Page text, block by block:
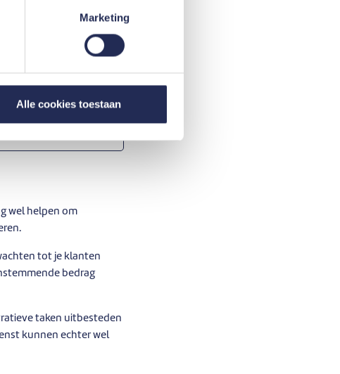
Marketing
Alle cookies toestaan
voor
het krediet en lost
van minstens 15%.
wel helpen om
tot je klanten
bedrag
taken uitbesteden
kunnen echter wel